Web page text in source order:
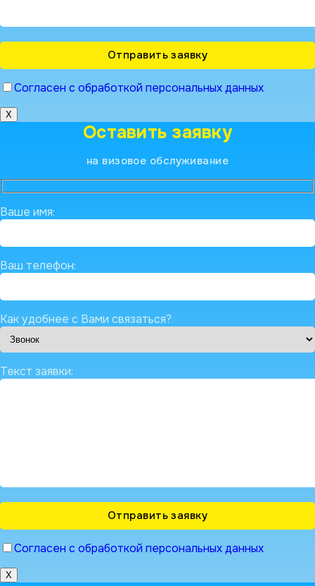
Согласен с обработкой персональных данных
X
Оставить заявку
на визовое обслуживание
Ваше имя:
Ваш телефон:
Как удобнее с Вами связаться?
Текст заявки:
Согласен с обработкой персональных данных
X